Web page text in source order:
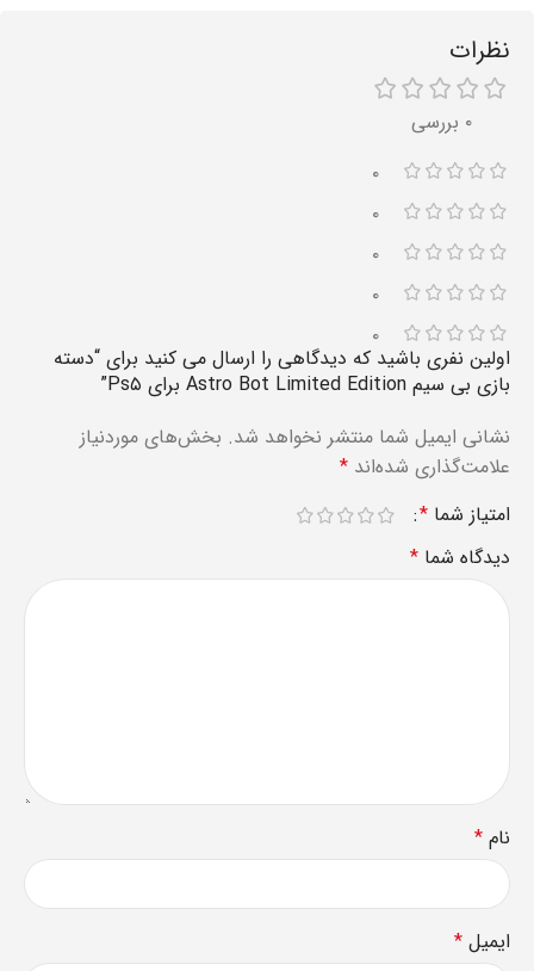
نظرات
۰ بررسی
۰
۰
۰
۰
۰
اولین نفری باشید که دیدگاهی را ارسال می کنید برای “دسته
بازی بی سیم Astro Bot Limited Edition برای Ps۵”
نشانی ایمیل شما منتشر نخواهد شد. بخش‌های موردنیاز
علامت‌گذاری شده‌اند *
امتیاز شما *
دیدگاه شما *
نام *
ایمیل *